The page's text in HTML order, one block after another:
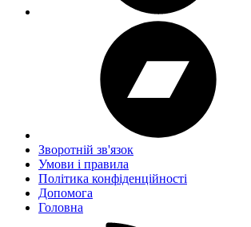
Зворотній зв'язок
Умови і правила
Політика конфіденційності
Дoпoмoга
Головна